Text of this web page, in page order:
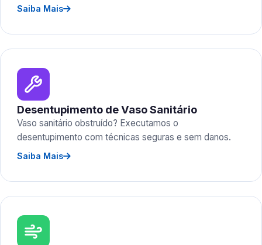
Saiba Mais
Desentupimento de Vaso Sanitário
Vaso sanitário obstruído? Executamos o
desentupimento com técnicas seguras e sem danos.
Saiba Mais